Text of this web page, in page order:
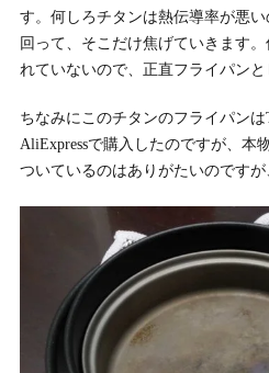
す。何しろチタンは熱伝導率が悪
回って、そこだけ焦げていきます
れていないので、正直フライパンと
ちなみにこのチタンのフライパン
AliExpressで購入したのですが、本
ついているのはありがたいのですが